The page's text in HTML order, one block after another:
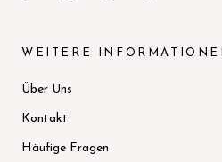
WEITERE
Über Uns
Kontakt
Häufige Fragen